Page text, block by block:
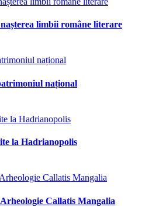
limbii române literare
național
la Hadrianopolis
Callatis Mangalia